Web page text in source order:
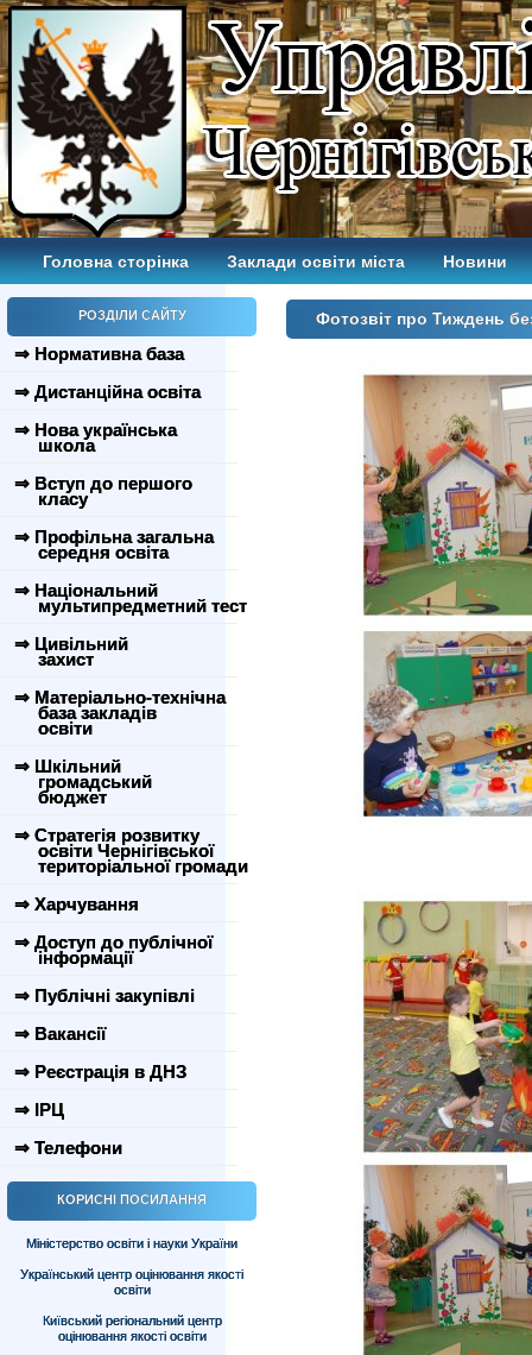
Головна сторінка Заклади освіти міста Новини
РОЗДІЛИ САЙТУ
⇒ Нормативна база
⇒ Дистанційна освіта
⇒ Нова українська
школа
⇒ Вступ до першого
класу
⇒ Профільна загальна
середня освіта
⇒ Національний
мультипредметний тест
⇒ Цивільний
захист
⇒ Матеріально-технічна
база закладів
освіти
⇒ Шкільний
громадський
бюджет
⇒ Стратегія розвитку
освіти Чернігівської
територіальної громади
⇒ Харчування
⇒ Доступ до публічної
інформації
⇒ Публічні закупівлі
⇒ Вакансії
⇒ Реєстрація в ДНЗ
⇒ ІРЦ
⇒ Телефони
КОРИСНІ ПОСИЛАННЯ
Міністерство освіти і науки України
Український центр оцінювання якості
освіти
Київський регіональний центр
оцінювання якості освіти
Фотозвіт про Тиждень